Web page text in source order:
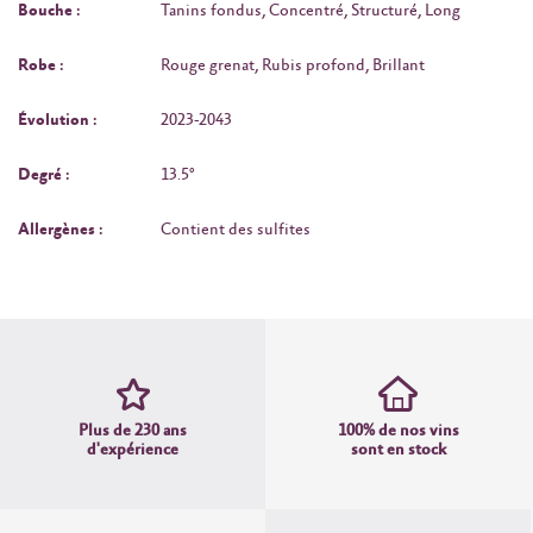
Bouche : Tanins fondus, Concentré, Structuré, Long
Robe : Rouge grenat, Rubis profond, Brillant
Évolution : 2023-2043
Degré : 13.5°
Allergènes : Contient des sulfites
Plus de 230 ans
d'expérience
100% de nos vins
sont en stock